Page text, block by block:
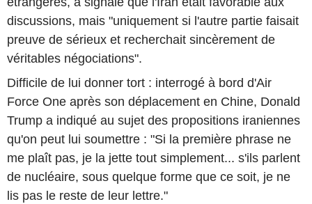
discussions, mais "uniquement si l'autre partie faisait
preuve de sérieux et recherchait sincèrement de
véritables négociations".
Difficile de lui donner tort : interrogé à bord d'Air
Force One après son déplacement en Chine, Donald
Trump a indiqué au sujet des propositions iraniennes
qu'on peut lui soumettre : "Si la première phrase ne
me plaît pas, je la jette tout simplement... s'ils parlent
de nucléaire, sous quelque forme que ce soit, je ne
lis pas le reste de leur lettre."